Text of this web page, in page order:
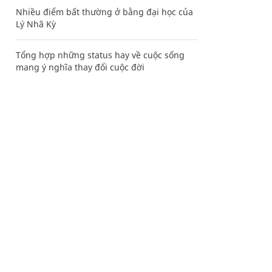
Nhiều điểm bất thường ở bằng đại học của
Lý Nhã Kỳ
Tổng hợp những status hay về cuộc sống
mang ý nghĩa thay đổi cuộc đời